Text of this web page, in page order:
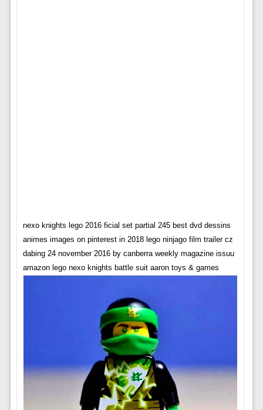
nexo knights lego 2016 ficial set partial 245 best dvd dessins
animes images on pinterest in 2018 lego ninjago film trailer cz
dabing 24 november 2016 by canberra weekly magazine issuu
amazon lego nexo knights battle suit aaron toys & games